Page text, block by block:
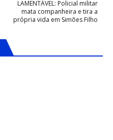
LAMENTÁVEL: Policial militar
mata companheira e tira a
própria vida em Simões Filho